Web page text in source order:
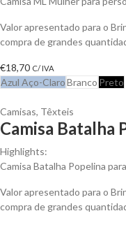
Valor apresentado para o
compra de grandes
€18,70 C/ IVA
Azul Aço-ClaroBranco Preto
Camisas, Têxteis
Camisa Batalha
Highlights:
Camisa Batalha Popelina
Valor apresentado para o
compra de grandes